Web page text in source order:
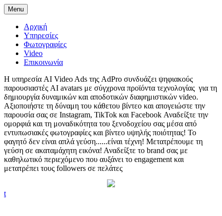
Menu
Αρχική
Υπηρεσίες
Φωτογραφίες
Video
Επικοινωνία
Η υπηρεσία AI Video Ads της AdPro συνδυάζει ψηφιακούς
παρουσιαστές AI avatars με σύγχρονα προϊόντα τεχνολογίας για τη
δημιουργία δυναμικών και αποδοτικών διαφημιστικών video.
Αξιοποιήστε τη δύναμη του κάθετου βίντεο και απογειώστε την
παρουσία σας σε Instagram, TikTok και Facebook Αναδείξτε την
ομορφιά και τη μοναδικότητα του ξενοδοχείου σας μέσα από
εντυπωσιακές φωτογραφίες και βίντεο υψηλής ποιότητας! Το
φαγητό δεν είναι απλά γεύση......είναι τέχνη! Μετατρέπουμε τη
γεύση σε ακαταμάχητη εικόνα! Αναδείξτε το brand σας με
καθηλωτικό περιεχόμενο που αυξάνει το engagement και
μετατρέπει τους followers σε πελάτες
t